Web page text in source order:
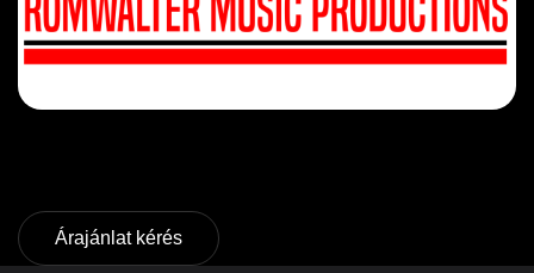
Árajánlat kérés
Árajánlat kérés